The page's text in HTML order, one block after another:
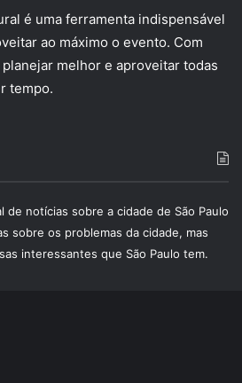
é uma ferramenta indispensável
ao máximo o evento. Com
melhor e aproveitar todas
tempo.
de notícias sobre a cidade de São Paulo
sobre os problemas da cidade, mas
interessantes que São Paulo tem.